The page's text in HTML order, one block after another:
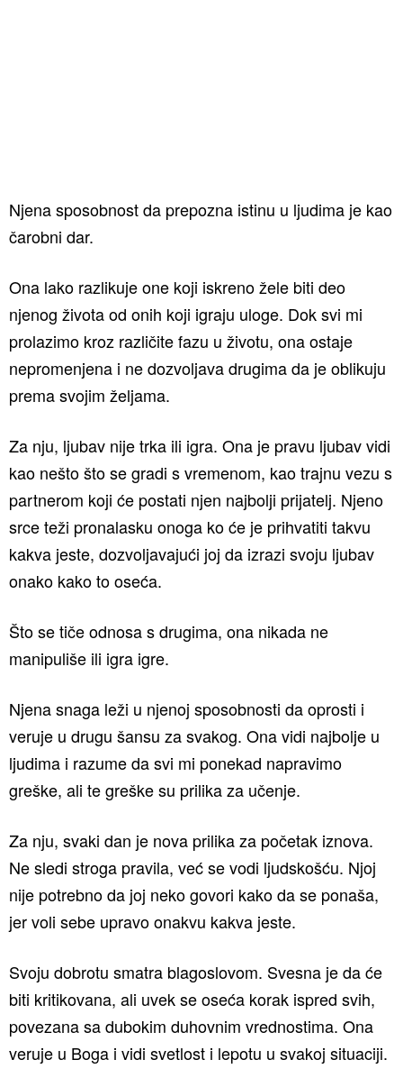
Njena sposobnost da prepozna istinu u ljudima je kao
čarobni dar.
Ona lako razlikuje one koji iskreno žele biti deo
njenog života od onih koji igraju uloge. Dok svi mi
prolazimo kroz različite fazu u životu, ona ostaje
nepromenjena i ne dozvoljava drugima da je oblikuju
prema svojim željama.
Za nju, ljubav nije trka ili igra. Ona je pravu ljubav vidi
kao nešto što se gradi s vremenom, kao trajnu vezu s
partnerom koji će postati njen najbolji prijatelj. Njeno
srce teži pronalasku onoga ko će je prihvatiti takvu
kakva jeste, dozvoljavajući joj da izrazi svoju ljubav
onako kako to oseća.
Što se tiče odnosa s drugima, ona nikada ne
manipuliše ili igra igre.
Njena snaga leži u njenoj sposobnosti da oprosti i
veruje u drugu šansu za svakog. Ona vidi najbolje u
ljudima i razume da svi mi ponekad napravimo
greške, ali te greške su prilika za učenje.
Za nju, svaki dan je nova prilika za početak iznova.
Ne sledi stroga pravila, već se vodi ljudskošću. Njoj
nije potrebno da joj neko govori kako da se ponaša,
jer voli sebe upravo onakvu kakva jeste.
Svoju dobrotu smatra blagoslovom. Svesna je da će
biti kritikovana, ali uvek se oseća korak ispred svih,
povezana sa dubokim duhovnim vrednostima. Ona
veruje u Boga i vidi svetlost i lepotu u svakoj situaciji.